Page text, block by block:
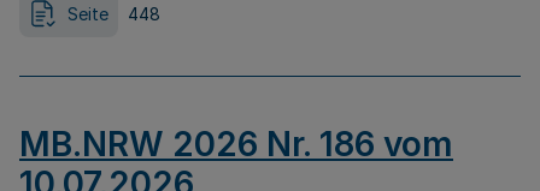
Seite 448
MB.NRW 2026 Nr. 186 vom